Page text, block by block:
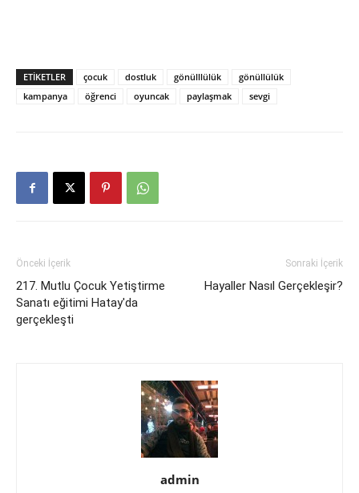
ETIKETLER çocuk dostluk gönülllülük
gönüllülük
kampanya
öğrenci oyuncak paylaşmak sevgi
Önceki İçerik
217. Mutlu Çocuk Yetiştirme
Sanatı eğitimi Hatay'da
gerçekleşti
Sonraki İçerik
Hayaller Nasıl Gerçekleşir?
admin